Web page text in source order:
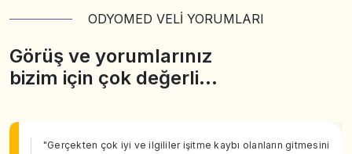
ODYOMED VELİ YORUMLARI
Görüş ve yorumlarınız
bizim için çok değerli…
"Gerçekten çok iyi ve ilgililer işitme kaybı olanların gitmesini